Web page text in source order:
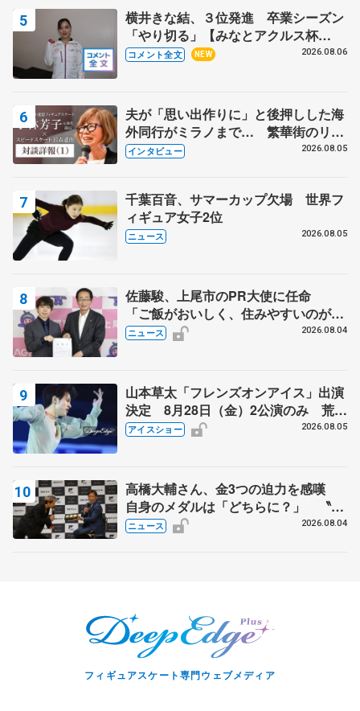
横井きな結、３位発進 卒業シーズン
「やり切る」【みなとアクルス杯
SP】
コメント全文 NEW 2026.08.06
夫が「思い出作りに」と後押しした海
外同行がミラノまで… 繁華街のリン
クでは不良のお兄さんも味方に 小林
インタビュー 2026.08.05
千葉百音、サマーカップ欠場 世界フ
ィギュア女子2位
ニュース 2026.08.05
佐藤駿、上尾市のPR大使に任命
「ご飯がおいしく、住みやすいのが魅
力」
ニュース 2026.08.04
山本草太「フレンズオンアイス」出演
決定 8月28日（金）2公演のみ 荒川
静香さんプロデュース、20周年のアイ
アイスショー 2026.08.05
高橋大輔さん、金3つの迫力を感嘆
自身のメダルは「どちらに？」 〝リ
ス兄弟〟オリンピック3連覇の野村忠
ニュース 2026.08.04
フィギュアスケート専門ウェブメディア